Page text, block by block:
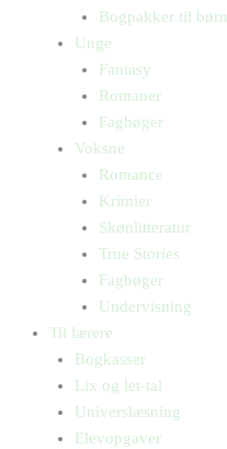
Bogpakker til børn
Unge
Fantasy
Romaner
Fagbøger
Voksne
Romance
Krimier
Skønlitteratur
True Stories
Fagbøger
Undervisning
Til lærere
Bogkasser
Lix og let-tal
Universlæsning
Elevopgaver